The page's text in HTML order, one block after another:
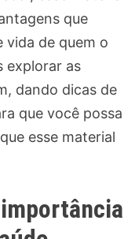
que
vida de quem o
explorar as
dando dicas de
que você possa
esse material